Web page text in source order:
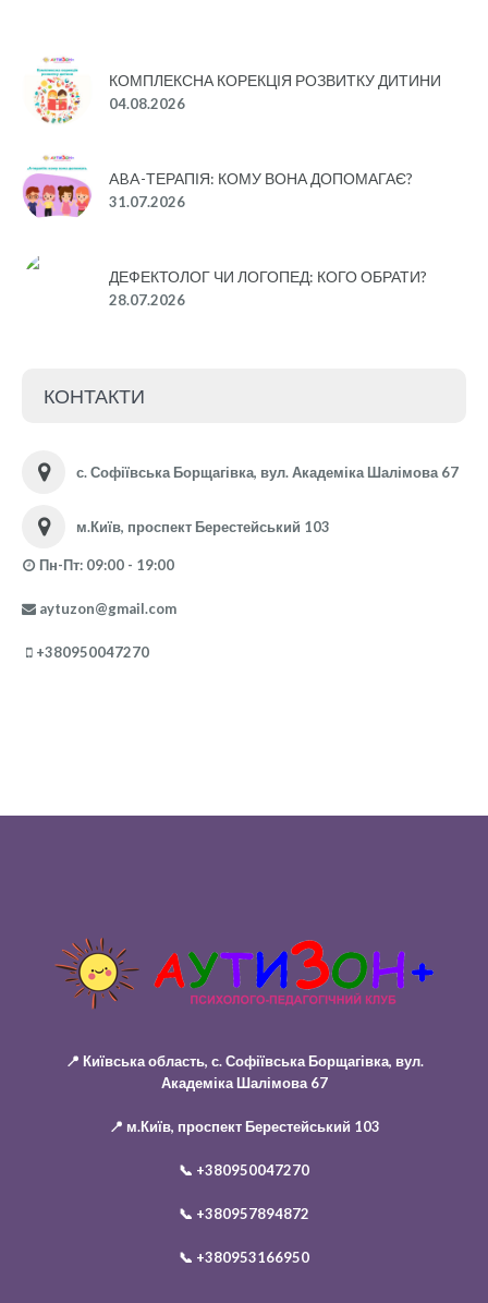
КОМПЛЕКСНА КОРЕКЦІЯ РОЗВИТКУ ДИТИНИ
04.08.2026
ABA-ТЕРАПІЯ: КОМУ ВОНА ДОПОМАГАЄ?
31.07.2026
ДЕФЕКТОЛОГ ЧИ ЛОГОПЕД: КОГО ОБРАТИ?
28.07.2026
КОНТАКТИ
с. Софіївська Борщагівка, вул. Академіка Шалімова 67
м.Київ, проспект Берестейський 103
Пн-Пт: 09:00 - 19:00
aytuzon@gmail.com
+380950047270
📍 Київська область, с. Софіївська Борщагівка, вул.
Академіка Шалімова 67
📍 м.Київ, проспект Берестейський 103
📞 +380950047270
📞 +380957894872
📞 +380953166950